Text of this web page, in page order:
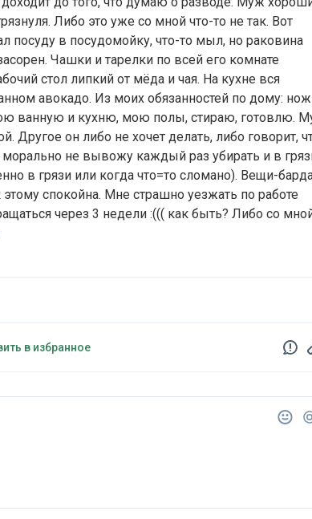
Либо это уже со мной что-то не так. Вот
посуду в посудомойку, что-то мыл, но раковина
Чашки и тарелки по всей его комнате
стол липкий от мёда и чая. На кухне вся
авокадо. Из моих обязанностей по дому:
ванную и кухню, мою полы, стираю, готовлю.
Другое он либо не хочет делать, либо говорит,
морально не вывожу каждый раз убирать и в
в грязи или когда что=то сломано). Вещи-
спокойна. Мне страшно уезжать по работе
через 3 недели :((( как быть? Либо со
в избранное